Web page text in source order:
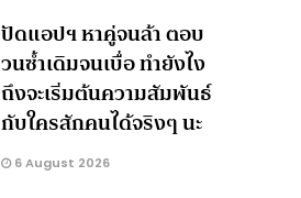
ปัดแอปฯ หาคู่จนล้า ตอบ
วนซ้ำเดิมจนเบื่อ ทำยังไง
ถึงจะเริ่มต้นความสัมพันธ์
กับใครสักคนได้จริงๆ นะ
6 August 2026